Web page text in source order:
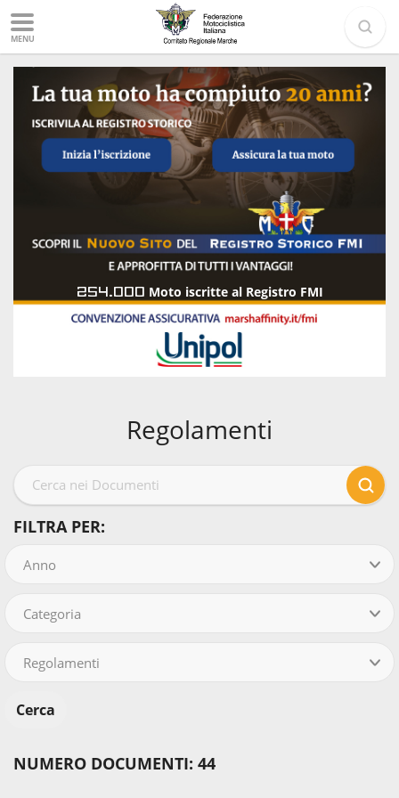
MENU
254.000 Moto iscritte al Registro FMI
Regolamenti
FILTRA PER:
Anno
Categoria
Regolamenti
NUMERO DOCUMENTI: 44